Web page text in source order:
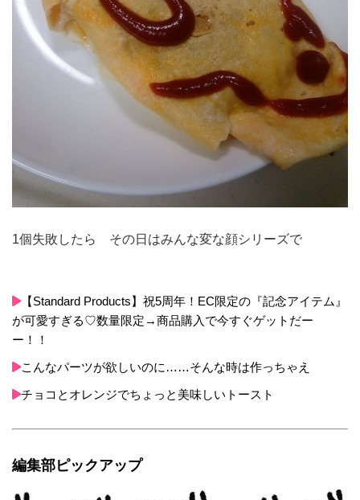
1個失敗したら その日はみんな変な顔シリーズで
【Standard Products】祝5周年！EC限定の『記念アイテム』
が可愛すぎる♡数量限定→商品購入で今すぐゲットだー
ー！！
こんなパーツが欲しいのに……そんな時は作っちゃえ
チョコとオレンジでちょっと美味しいトースト
編集部ピックアップ